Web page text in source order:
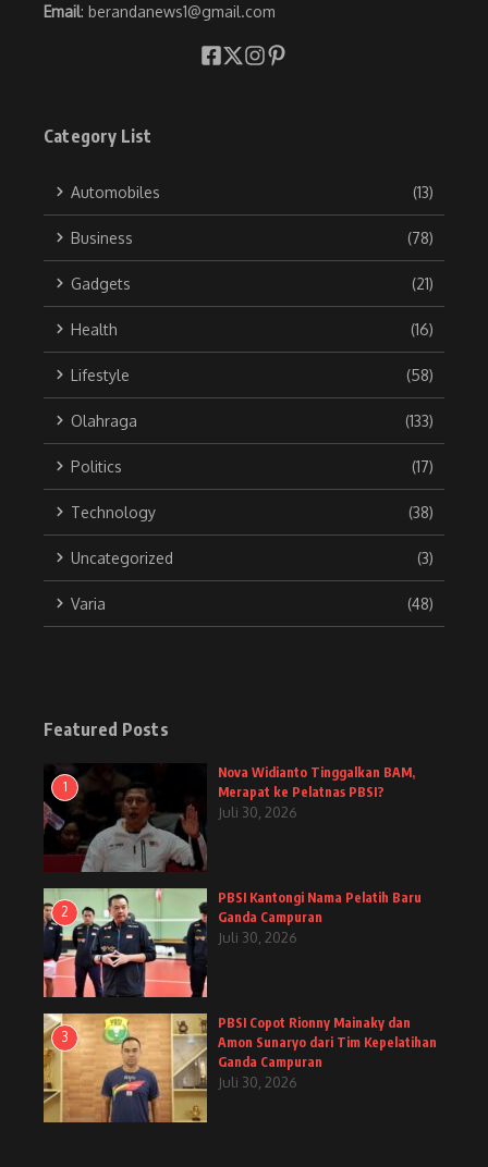
Email: berandanews1@gmail.com
Category List
Automobiles (13)
Business (78)
Gadgets (21)
Health (16)
Lifestyle (58)
Olahraga (133)
Politics (17)
Technology (38)
Uncategorized (3)
Varia (48)
Featured Posts
1
Nova Widianto Tinggalkan BAM,
Merapat ke Pelatnas PBSI?
Juli 30, 2026
2
PBSI Kantongi Nama Pelatih Baru
Ganda Campuran
Juli 30, 2026
3
PBSI Copot Rionny Mainaky dan
Amon Sunaryo dari Tim Kepelatihan
Ganda Campuran
Juli 30, 2026